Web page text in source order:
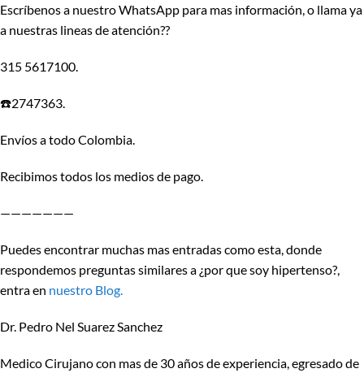
Escríbenos a nuestro WhatsApp para mas información, o llama ya
a nuestras lineas de atención??
315 5617100.
☎️2747363.
Envíos a todo Colombia.
Recibimos todos los medios de pago.
———————
Puedes encontrar muchas mas entradas como esta, donde
respondemos preguntas similares a ¿por que soy hipertenso?,
entra en nuestro Blog.
Dr. Pedro Nel Suarez Sanchez
Medico Cirujano con mas de 30 años de experiencia, egresado de